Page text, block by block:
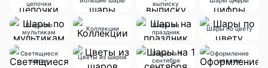
цепочки
выписку
Шары по
мультикам
Коллекции
Шары на
праздник
Шары по цвету
Светящиеся
шары
Цветы из шаров
Шары на 1
сентября
Оформление
шарами